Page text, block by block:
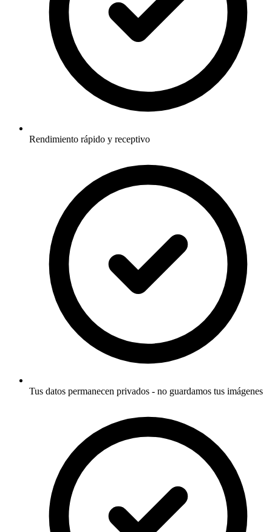
Rendimiento rápido y receptivo
Tus datos permanecen privados - no guardamos tus imágenes